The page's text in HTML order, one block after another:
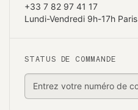
+33 7 82 97 41 17
Lundi-Vendredi 9h-17h Paris
STATUS DE COMMANDE